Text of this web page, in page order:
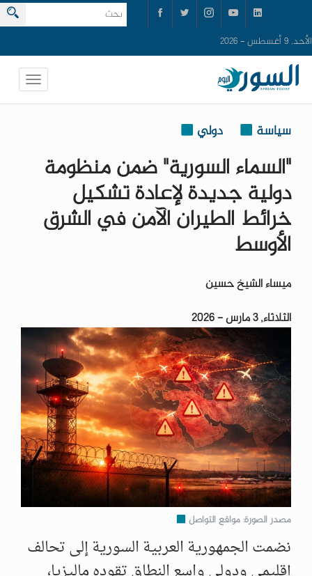
الأحد, 9 أغسطس - 2026
سياسة دولي
"السماء السورية" ضمن منظومة
دولية جديدة لإعادة تشكيل
خرائط الطيران الآمن في الشرق
الأوسط ​
ميساء الشيخ حسين
الثلاثاء, 3 مارس - 2026
مصدر الصورة: مواقع التواصل
نضمت الجمهورية العربية السورية إلى تحالف